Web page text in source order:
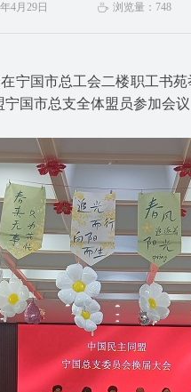
国市总工会二楼职工书
国市总支全体盟员参加会议
4月29日 ꄘ 浏览量： 748